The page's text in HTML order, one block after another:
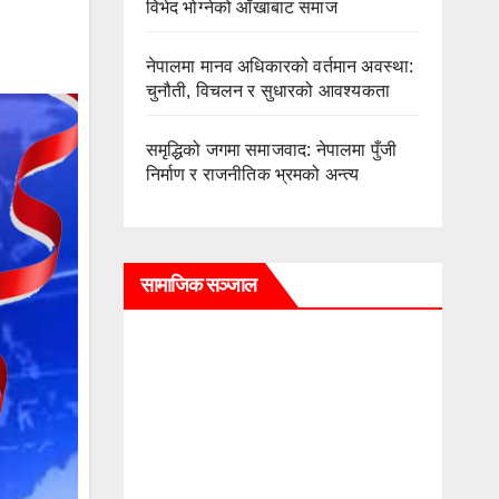
विभेद भोग्नेको आँखाबाट समाज
नेपालमा मानव अधिकारको वर्तमान अवस्था:
चुनौती, विचलन र सुधारको आवश्यकता
समृद्धिको जगमा समाजवाद: नेपालमा पुँजी
निर्माण र राजनीतिक भ्रमको अन्त्य
सामाजिक सञ्जाल